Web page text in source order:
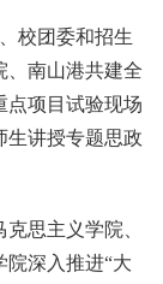
校团委和招生
、南山港共建全
点项目试验现场
生讲授专题思政
思主义学院、
深入推进“大